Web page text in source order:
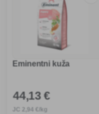
Eminentni kuža
44,13 €
2 ,94 €/kg